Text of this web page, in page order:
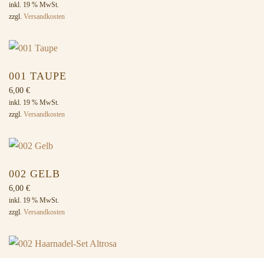
inkl. 19 % MwSt.
zzgl. Versandkosten
001 TAUPE
6,00 €
inkl. 19 % MwSt.
zzgl. Versandkosten
002 GELB
6,00 €
inkl. 19 % MwSt.
zzgl. Versandkosten